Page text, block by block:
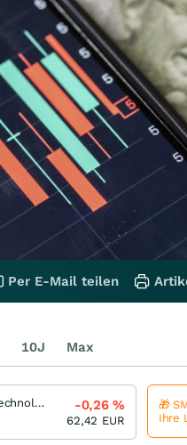
Per E-Mail teilen
10J Max
Infineon Technologies
-0,26%
62,42 EUR
🎁
Ihre